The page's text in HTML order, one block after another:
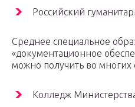
Российский
Среднее специальное
«документационное
можно получить во многих
Колледж